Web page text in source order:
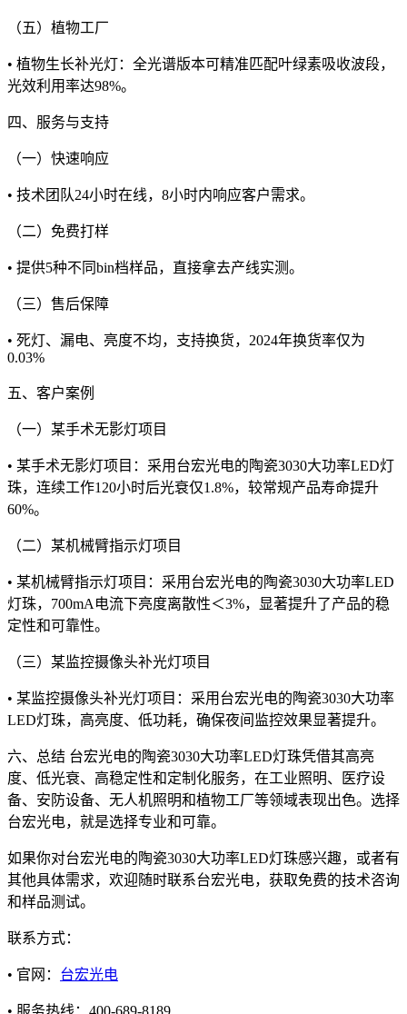
（五）植物工厂
• 植物生长补光灯：全光谱版本可精准匹配叶绿素吸收波段，
光效利用率达98%。
四、服务与支持
（一）快速响应
• 技术团队24小时在线，8小时内响应客户需求。
（二）免费打样
• 提供5种不同bin档样品，直接拿去产线实测。
（三）售后保障
• 死灯、漏电、亮度不均，支持换货，2024年换货率仅为
0.03%
五、客户案例
（一）某手术无影灯项目
• 某手术无影灯项目：采用台宏光电的陶瓷3030大功率LED灯
珠，连续工作120小时后光衰仅1.8%，较常规产品寿命提升
60%。
（二）某机械臂指示灯项目
• 某机械臂指示灯项目：采用台宏光电的陶瓷3030大功率LED
灯珠，700mA电流下亮度离散性＜3%，显著提升了产品的稳
定性和可靠性。
（三）某监控摄像头补光灯项目
• 某监控摄像头补光灯项目：采用台宏光电的陶瓷3030大功率
LED灯珠，高亮度、低功耗，确保夜间监控效果显著提升。
六、总结 台宏光电的陶瓷3030大功率LED灯珠凭借其高亮
度、低光衰、高稳定性和定制化服务，在工业照明、医疗设
备、安防设备、无人机照明和植物工厂等领域表现出色。选择
台宏光电，就是选择专业和可靠。
如果你对台宏光电的陶瓷3030大功率LED灯珠感兴趣，或者有
其他具体需求，欢迎随时联系台宏光电，获取免费的技术咨询
和样品测试。
联系方式：
• 官网： 台宏光电
• 服务热线：400-689-8189